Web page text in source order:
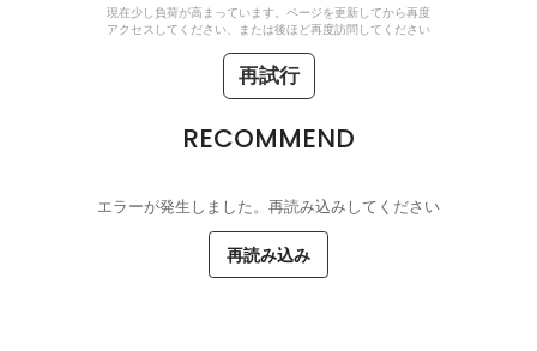
現在少し負荷が高まっています。ページを更新してから再度
アクセスしてください、または後ほど再度訪問してください
再試行
RECOMMEND
エラーが発生しました。再読み込みしてください
再読み込み